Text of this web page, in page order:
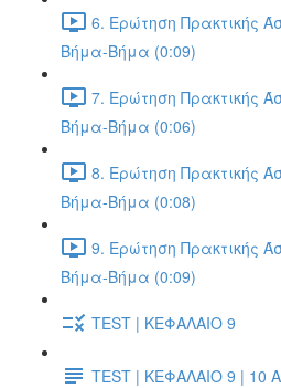
6. Ερώτηση Πρακτικής
Βήμα-Βήμα (0:09)
7. Ερώτηση Πρακτικής
Βήμα-Βήμα (0:06)
8. Ερώτηση Πρακτικής
Βήμα-Βήμα (0:08)
9. Ερώτηση Πρακτικής
Βήμα-Βήμα (0:09)
TEST | ΚΕΦΑΛΑΙΟ 9
TEST | ΚΕΦΑΛΑΙΟ 9 | 10